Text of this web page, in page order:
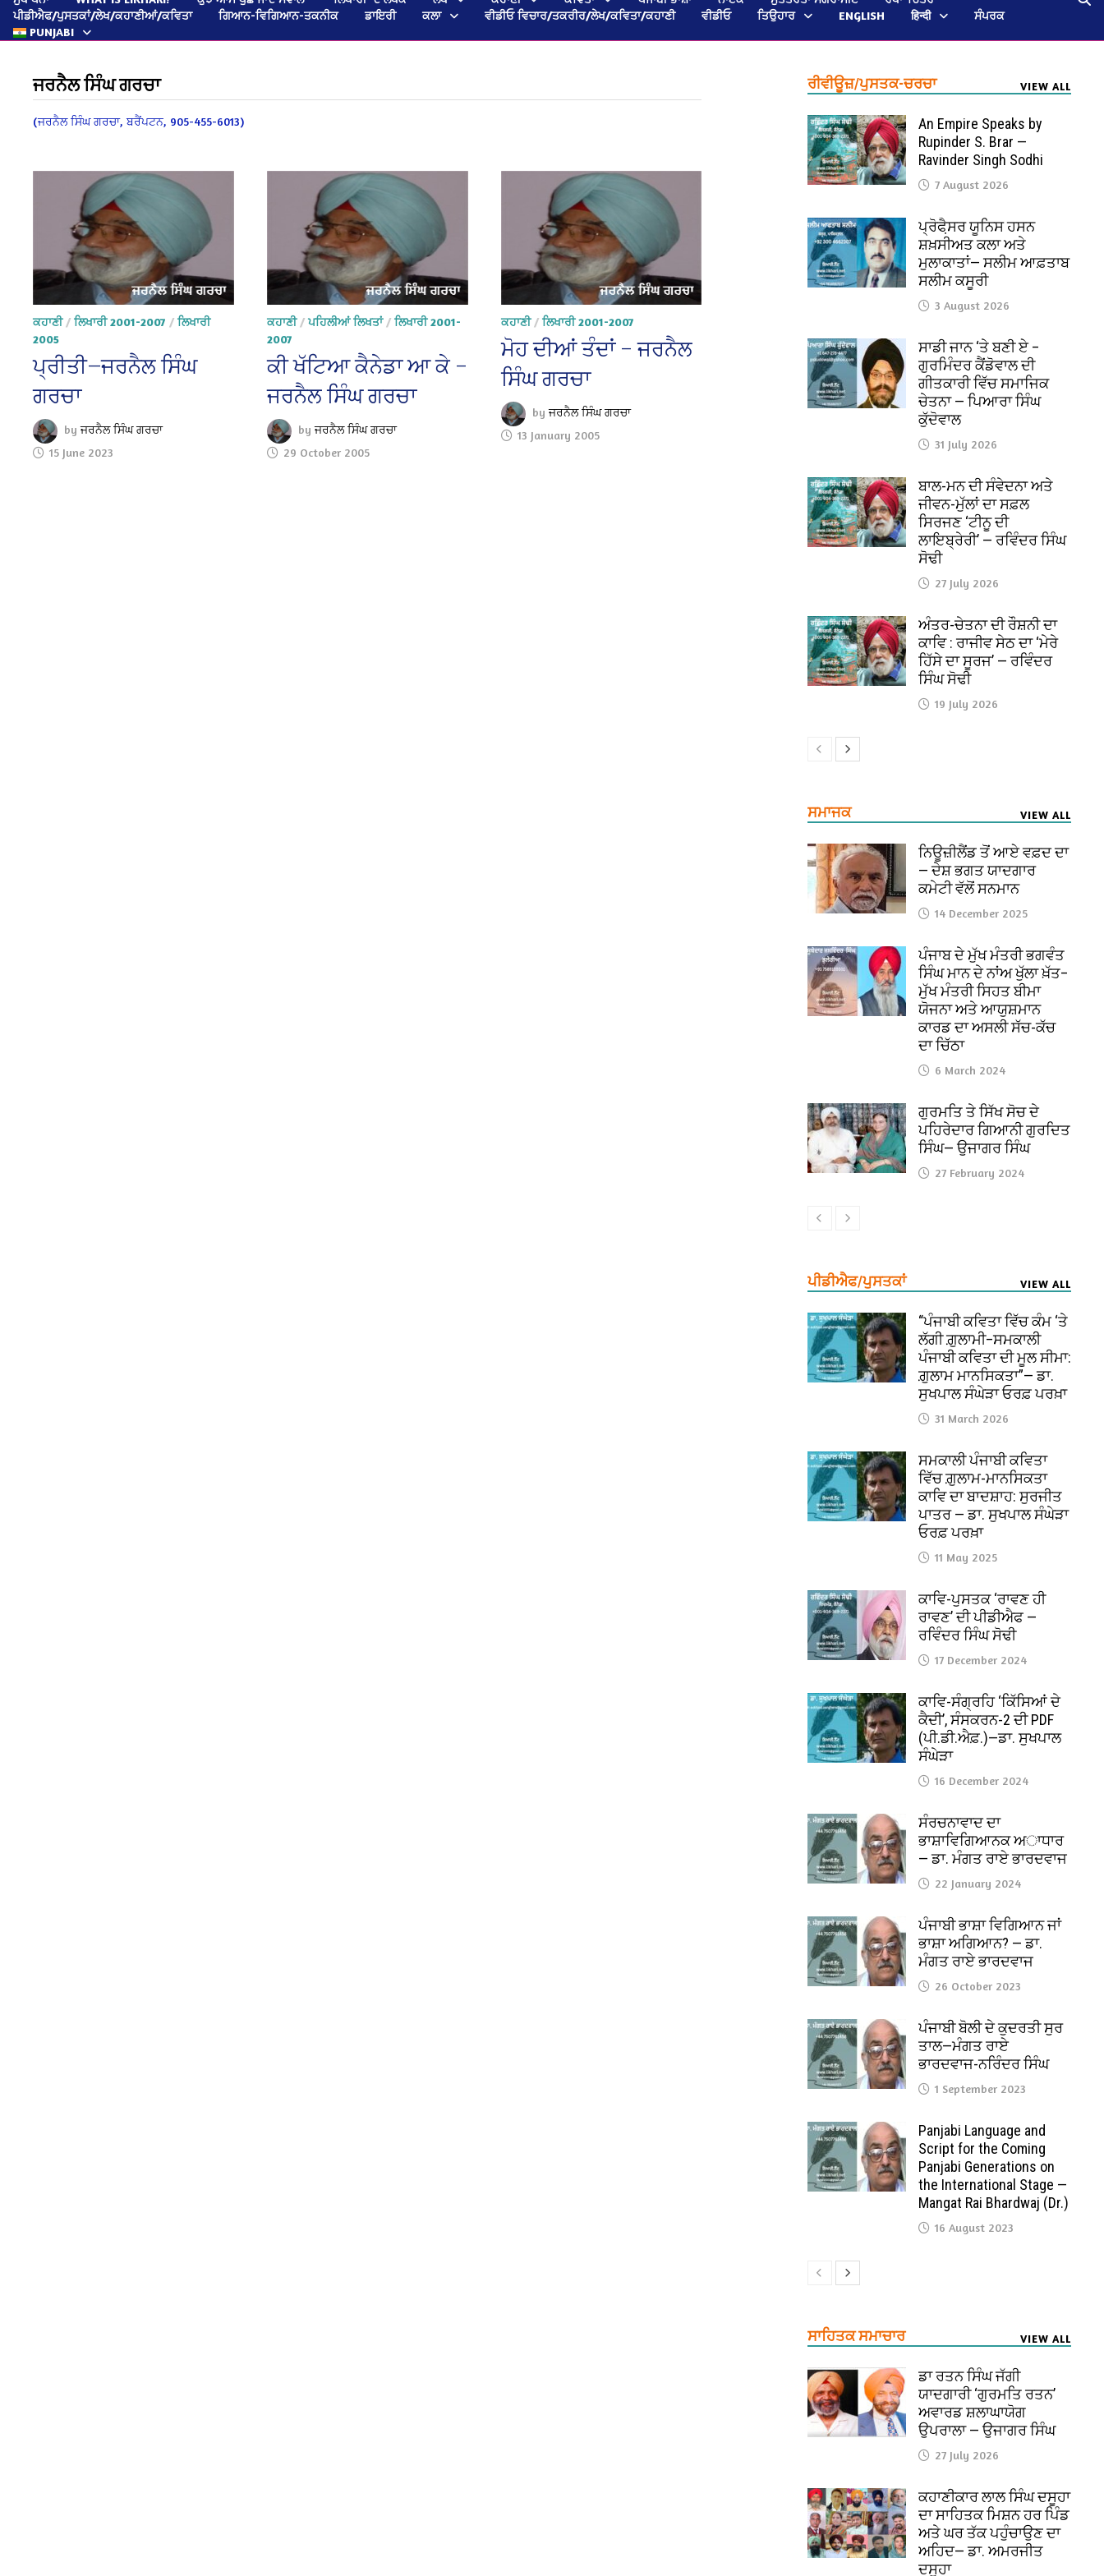
ਪੀਡੀਐਫ/ਪੁਸਤਕਾਂ/ਲੇਖ/ਕਹਾਣੀਆਂ/ਕਵਿਤਾ
ਗਿਆਨ-ਵਿਗਿਆਨ-ਤਕਨੀਕ ਡਾਇਰੀ ਕਲਾ ਵੀਡੀਓ ਵਿਚਾਰ/ਤਕਰੀਰ/ਲੇਖ/ਕਵਿਤਾ/ਕਹਾਣੀ ਵੀਡੀਓ ਤਿਉਹਾਰ ENGLISH हिन्दी
ਸੰਪਰਕ
PUNJABI
ਜਰਨੈਲ ਸਿੰਘ ਗਰਚਾ
(ਜਰਨੈਲ ਸਿੰਘ ਗਰਚਾ, ਬਰੈਂਪਟਨ, 905-455-6013)
ਕਹਾਣੀ/ਲਿਖਾਰੀ 2001-2007 /ਲਿਖਾਰੀ
2005
ਪ੍ਰੀਤੀ—ਜਰਨੈਲ ਸਿੰਘ
ਗਰਚਾ
byਜਰਨੈਲ ਸਿੰਘ ਗਰਚਾ
15 June 2023
ਕਹਾਣੀ/ਪਹਿਲੀਆਂ ਲਿਖਤਾਂ/ ਲਿਖਾਰੀ 2001-
2007
ਕੀ ਖੱਟਿਆ ਕੈਨੇਡਾ ਆ ਕੇ –
ਜਰਨੈਲ ਸਿੰਘ ਗਰਚਾ
byਜਰਨੈਲ ਸਿੰਘ ਗਰਚਾ
29 October 2005
ਕਹਾਣੀ/ ਲਿਖਾਰੀ 2001-2007
ਮੋਹ ਦੀਆਂ ਤੰਦਾਂ – ਜਰਨੈਲ
ਸਿੰਘ ਗਰਚਾ
byਜਰਨੈਲ ਸਿੰਘ ਗਰਚਾ
13 January 2005
ਰੀਵੀਊਜ਼/ਪੁਸਤਕ-ਚਰਚਾ VIEW ALL
An Empire Speaks by
Rupinder S. Brar —
Ravinder Singh Sodhi
7 August 2026
ਪ੍ਰੋਫੈ਼ਸਰ ਯੂਨਿਸ ਹਸਨ
ਸ਼ਖ਼ਸੀਅਤ ਕਲਾ ਅਤੇ
ਮੁਲਾਕਾਤਾਂ— ਸਲੀਮ ਆਫ਼ਤਾਬ
ਸਲੀਮ ਕਸੂਰੀ
3 August 2026
ਸਾਡੀ ਜਾਨ ‘ਤੇ ਬਣੀ ਏ –
ਗੁਰਮਿੰਦਰ ਕੈਂਡੋਵਾਲ ਦੀ
ਗੀਤਕਾਰੀ ਵਿੱਚ ਸਮਾਜਿਕ
ਚੇਤਨਾ — ਪਿਆਰਾ ਸਿੰਘ
ਕੁੱਦੋਵਾਲ
31 July 2026
ਬਾਲ-ਮਨ ਦੀ ਸੰਵੇਦਨਾ ਅਤੇ
ਜੀਵਨ-ਮੁੱਲਾਂ ਦਾ ਸਫ਼ਲ
ਸਿਰਜਣ ‘ਟੀਨੂ ਦੀ
ਲਾਇਬ੍ਰੇਰੀ’ — ਰਵਿੰਦਰ ਸਿੰਘ
ਸੋਢੀ
27 July 2026
ਅੰਤਰ-ਚੇਤਨਾ ਦੀ ਰੌਸ਼ਨੀ ਦਾ
ਕਾਵਿ : ਰਾਜੀਵ ਸੇਠ ਦਾ ‘ਮੇਰੇ
ਹਿੱਸੇ ਦਾ ਸੂਰਜ’ — ਰਵਿੰਦਰ
ਸਿੰਘ ਸੋਢੀ
19 July 2026
ਸਮਾਜਕ VIEW ALL
ਨਿਊਜ਼ੀਲੈਂਡ ਤੋਂ ਆਏ ਵਫ਼ਦ ਦਾ
— ਦੇਸ਼ ਭਗਤ ਯਾਦਗਾਰ
ਕਮੇਟੀ ਵੱਲੋਂ ਸਨਮਾਨ
14 December 2025
ਪੰਜਾਬ ਦੇ ਮੁੱਖ ਮੰਤਰੀ ਭਗਵੰਤ
ਸਿੰਘ ਮਾਨ ਦੇ ਨਾਂਅ ਖੁੱਲਾ ਖ਼ੱਤ–
ਮੁੱਖ ਮੰਤਰੀ ਸਿਹਤ ਬੀਮਾ
ਯੋਜਨਾ ਅਤੇ ਆਯੁਸ਼ਮਾਨ
ਕਾਰਡ ਦਾ ਅਸਲੀ ਸੱਚ-ਕੱਚ
ਦਾ ਚਿੱਠਾ
6 March 2024
ਗੁਰਮਤਿ ਤੇ ਸਿੱਖ ਸੋਚ ਦੇ
ਪਹਿਰੇਦਾਰ ਗਿਆਨੀ ਗੁਰਦਿਤ
ਸਿੰਘ— ਉਜਾਗਰ ਸਿੰਘ
27 February 2024
ਪੀਡੀਐਫ/ਪੁਸਤਕਾਂ VIEW ALL
“ਪੰਜਾਬੀ ਕਵਿਤਾ ਵਿੱਚ ਕੰਮ ‘ਤੇ
ਲੱਗੀ ਗ਼ੁਲਾਮੀ–ਸਮਕਾਲੀ
ਪੰਜਾਬੀ ਕਵਿਤਾ ਦੀ ਮੂਲ ਸੀਮਾ:
ਗ਼ੁਲਾਮ ਮਾਨਸਿਕਤਾ”— ਡਾ.
ਸੁਖਪਾਲ ਸੰਘੇੜਾ ਓਰਫ਼ ਪਰਖ਼ਾ
31 March 2026
ਸਮਕਾਲੀ ਪੰਜਾਬੀ ਕਵਿਤਾ
ਵਿੱਚ ਗ਼ੁਲਾਮ-ਮਾਨਸਿਕਤਾ
ਕਾਵਿ ਦਾ ਬਾਦਸ਼ਾਹ: ਸੁਰਜੀਤ
ਪਾਤਰ — ਡਾ. ਸੁਖਪਾਲ ਸੰਘੇੜਾ
ਓਰਫ਼ ਪਰਖ਼ਾ
11 May 2025
ਕਾਵਿ-ਪੁਸਤਕ ‘ਰਾਵਣ ਹੀ
ਰਾਵਣ’ ਦੀ ਪੀਡੀਐਫ —
ਰਵਿੰਦਰ ਸਿੰਘ ਸੋਢੀ
17 December 2024
ਕਾਵਿ-ਸੰਗ੍ਰਹਿ ‘ਕਿੱਸਿਆਂ ਦੇ
ਕੈਦੀ’, ਸੰਸਕਰਨ-2 ਦੀ PDF
(ਪੀ.ਡੀ.ਐਫ਼.)—ਡਾ. ਸੁਖਪਾਲ
ਸੰਘੇੜਾ
16 December 2024
ਸੰਰਚਨਾਵਾਦ ਦਾ
ਭਾਸ਼ਾਵਿਗਿਆਨਕ ਅਾਧਾਰ
— ਡਾ. ਮੰਗਤ ਰਾਏ ਭਾਰਦਵਾਜ
22 January 2024
ਪੰਜਾਬੀ ਭਾਸ਼ਾ ਵਿਗਿਆਨ ਜਾਂ
ਭਾਸ਼ਾ ਅਗਿਆਨ? — ਡਾ.
ਮੰਗਤ ਰਾਏ ਭਾਰਦਵਾਜ
26 October 2023
ਪੰਜਾਬੀ ਬੋਲੀ ਦੇ ਕੁਦਰਤੀ ਸੁਰ
ਤਾਲ—ਮੰਗਤ ਰਾਏ
ਭਾਰਦਵਾਜ-ਨਰਿੰਦਰ ਸਿੰਘ
1 September 2023
Panjabi Language and
Script for the Coming
Panjabi Generations on
the International Stage —
Mangat Rai Bhardwaj (Dr.)
16 August 2023
ਸਾਹਿਤਕ ਸਮਾਚਾਰ VIEW ALL
ਡਾ ਰਤਨ ਸਿੰਘ ਜੱਗੀ
ਯਾਦਗਾਰੀ ‘ਗੁਰਮਤਿ ਰਤਨ’
ਅਵਾਰਡ ਸ਼ਲਾਘਾਯੋਗ
ਉਪਰਾਲਾ — ਉਜਾਗਰ ਸਿੰਘ
27 July 2026
ਕਹਾਣੀਕਾਰ ਲਾਲ ਸਿੰਘ ਦਸੂਹਾ
ਦਾ ਸਾਹਿਤਕ ਮਿਸ਼ਨ ਹਰ ਪਿੰਡ
ਅਤੇ ਘਰ ਤੱਕ ਪਹੁੰਚਾਉਣ ਦਾ
ਅਹਿਦ— ਡਾ. ਅਮਰਜੀਤ
ਦਸੂਹਾ